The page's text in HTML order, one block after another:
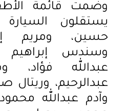
وضمت قائمة
يستقلون
حسين، ومريم
وسندس
عبدالله فؤاد،
عبدالرحيم،
وآدم عبدالله